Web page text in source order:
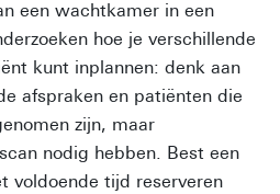
een wachtkamer in een
hoe je verschillende
kunt inplannen: denk aan
afspraken en patiënten die
zijn, maar
nodig hebben. Best een
voldoende tijd reserveren